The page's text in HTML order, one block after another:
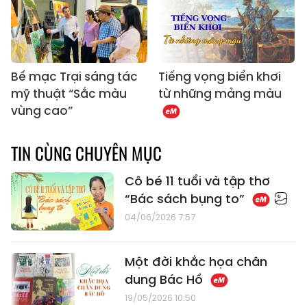
Bế mạc Trại sáng tác
mỹ thuật “Sắc màu
vùng cao”
Tiếng vọng biển khơi
từ những mảng màu
TIN CÙNG CHUYÊN MỤC
Cô bé 11 tuổi và tập thơ
“Bác sách bụng to”
04/06/2026 7:57
Một đời khắc họa chân
dung Bác Hồ
19/05/2026 10:50